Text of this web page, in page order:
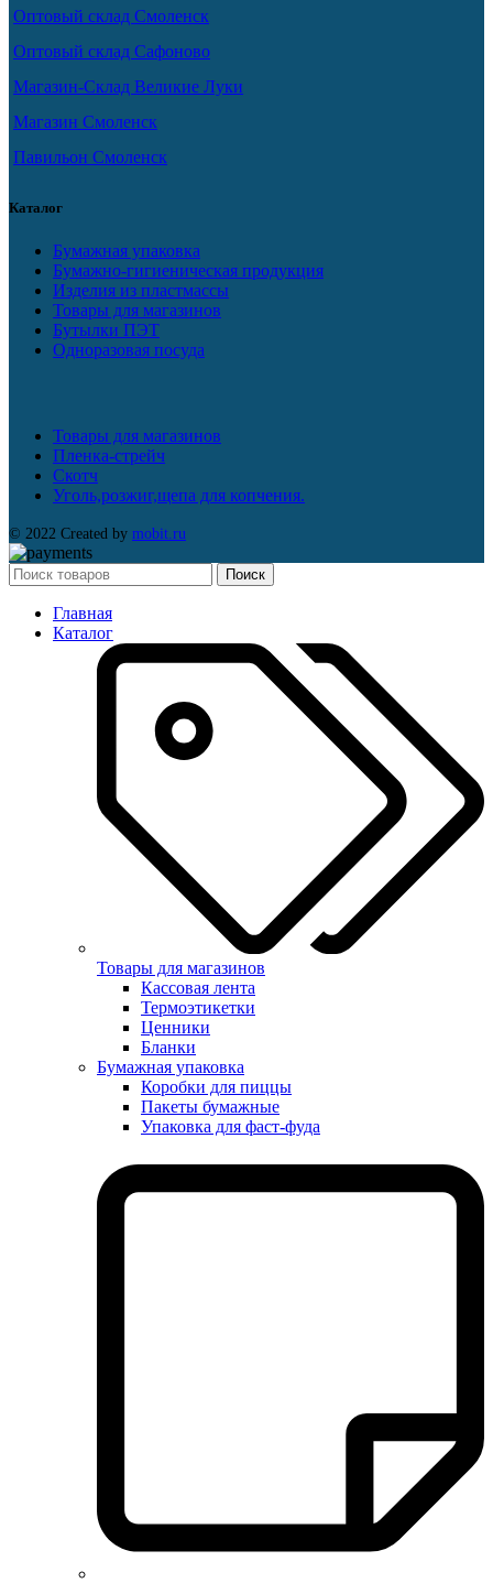
Оптовый склад Смоленск
Оптовый склад Сафоново
Магазин-Склад Великие Луки
Магазин Смоленск
Павильон Смоленск
Каталог
Бумажная упаковка
Бумажно-гигиеническая продукция
Изделия из пластмассы
Товары для магазинов
Бутылки ПЭТ
Одноразовая посуда
Товары для магазинов
Пленка-стрейч
Скотч
Уголь,розжиг,щепа для копчения.
© 2022 Created by mobit.ru
Поиск
Главная
Каталог
Товары для магазинов
Кассовая лента
Термоэтикетки
Ценники
Бланки
Бумажная упаковка
Коробки для пиццы
Пакеты бумажные
Упаковка для фаст-фуда